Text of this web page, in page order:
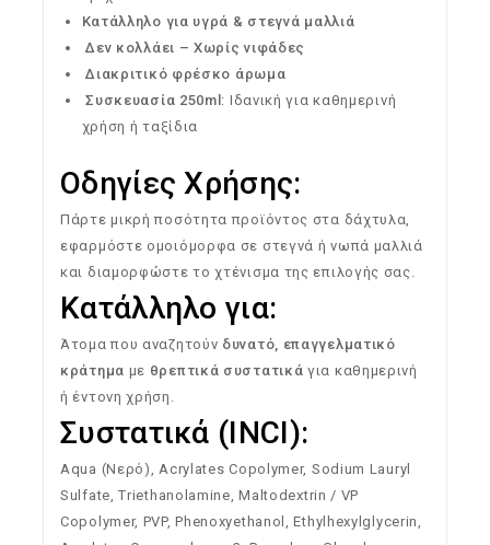
Κατάλληλο για υγρά & στεγνά μαλλιά
Δεν κολλάει –Χωρίςνιφάδες
Διακριτικό φρέσκο άρωμα
Συσκευασία 250ml: Ιδανικήγιακαθημερινή
χρήση ήταξίδια
ΟδηγίεςΧρήσης:
Πάρτεμικρήποσότηταπροϊόντος στα δάχτυλα,
εφαρμόστε ομοιόμορφα σε στεγνά ήνωπά μαλλιά
και διαμορφώστετοχτένισμα της επιλογής σας.
Κατάλληλο για:
Άτομαπου αναζητούν δυνατό, επαγγελματικό
κράτημα με θρεπτικά συστατικά για καθημερινή
ή έντονηχρήση.
Συστατικά (INCI):
Aqua (Νερό),AcrylatesCopolymer, Sodium Lauryl
Sulfate,Triethanolamine,Maltodextrin / VP
Copolymer, PVP,Phenoxyethanol,Ethylhexylglycerin,